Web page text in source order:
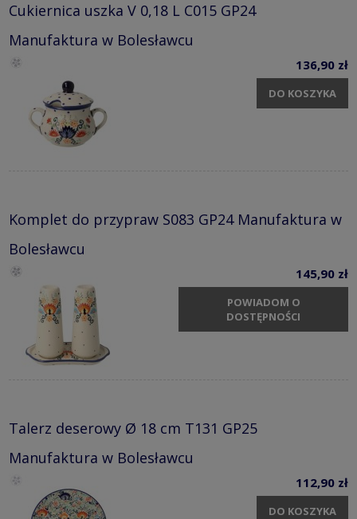
Cukiernica uszka V 0,18 L C015 GP24
Manufaktura w Bolesławcu
136,90 zł
DO KOSZYKA
Komplet do przypraw S083 GP24 Manufaktura w
Bolesławcu
145,90 zł
POWIADOM O
DOSTĘPNOŚCI
Talerz deserowy Ø 18 cm T131 GP25
Manufaktura w Bolesławcu
112,90 zł
DO KOSZYKA